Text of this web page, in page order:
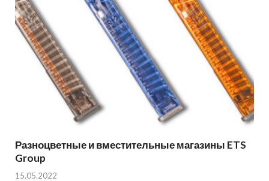
Разноцветные и вместительные магазины ETS
Group
15.05.2022